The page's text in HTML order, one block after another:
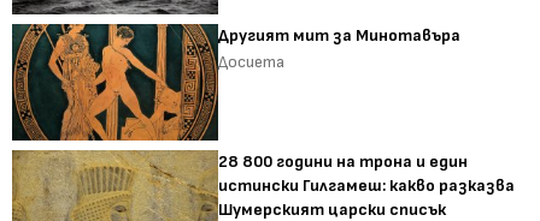
Другият мит за Минотавъра
Досиета
28 800 години на трона и един
истински Гилгамеш: какво разказва
Шумерският царски списък